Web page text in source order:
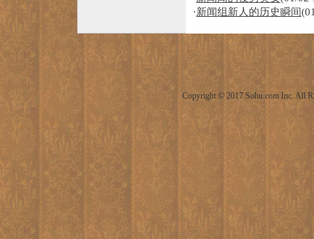
·新闻组新人的历史瞬间
Copyright © 2017 Sohu.com Inc. All